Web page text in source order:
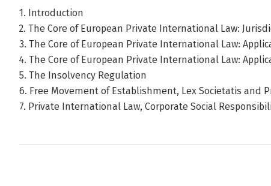
1. Introduction
2. The Core of European Private International Law:
3. The Core of European Private International Law:
4. The Core of European Private International Law:
5. The Insolvency Regulation
6. Free Movement of Establishment, Lex Societatis and
7. Private International Law, Corporate Social